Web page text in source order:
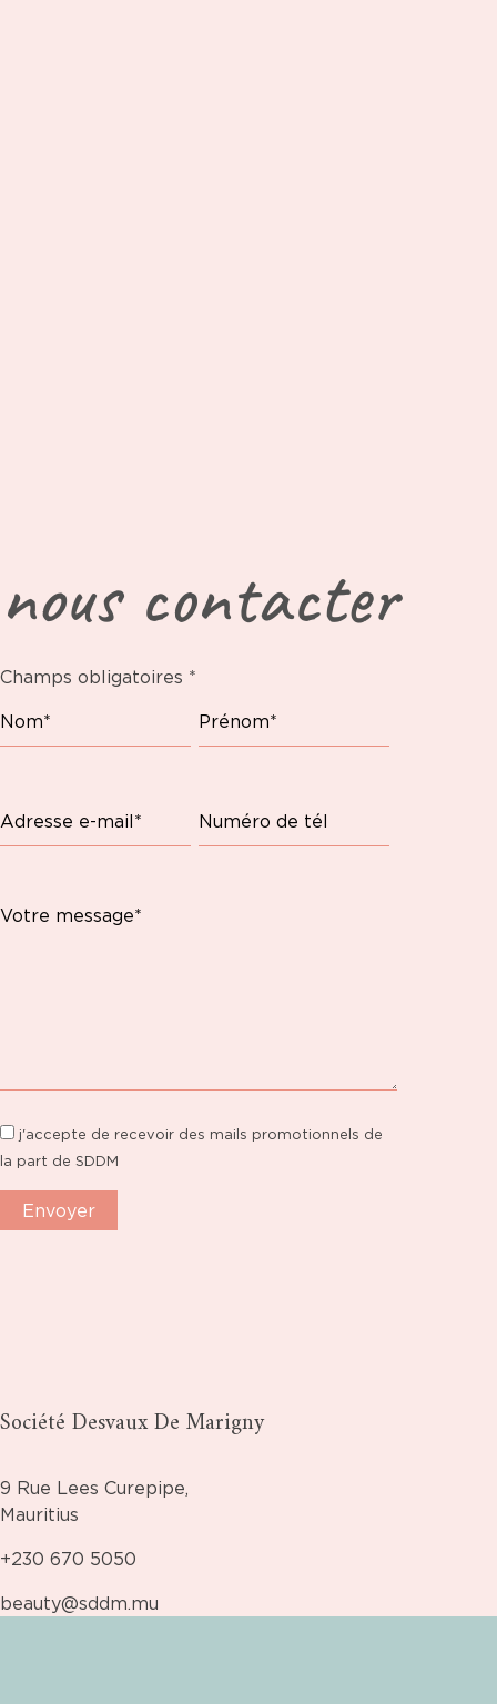
nous contacter
Champs obligatoires *
j'accepte de recevoir des mails promotionnels de
la part de SDDM
Société Desvaux De Marigny
9 Rue Lees Curepipe,
Mauritius
+230 670 5050
beauty@sddm.mu